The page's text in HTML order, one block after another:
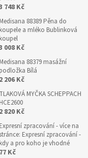
748 Kč
Medisana 88389 Pěna do
koupele a mléko Bublinková
koupel
008 Kč
Medisana 88379 masážní
podložka Bílá
2 206 Kč
TLAKOVÁ MYČKA SCHEPPACH
HCE2600
2 820 Kč
Expresní zpracování- více na
Expresní zpracování -
kdy a pro koho je vhodné
77 Kč